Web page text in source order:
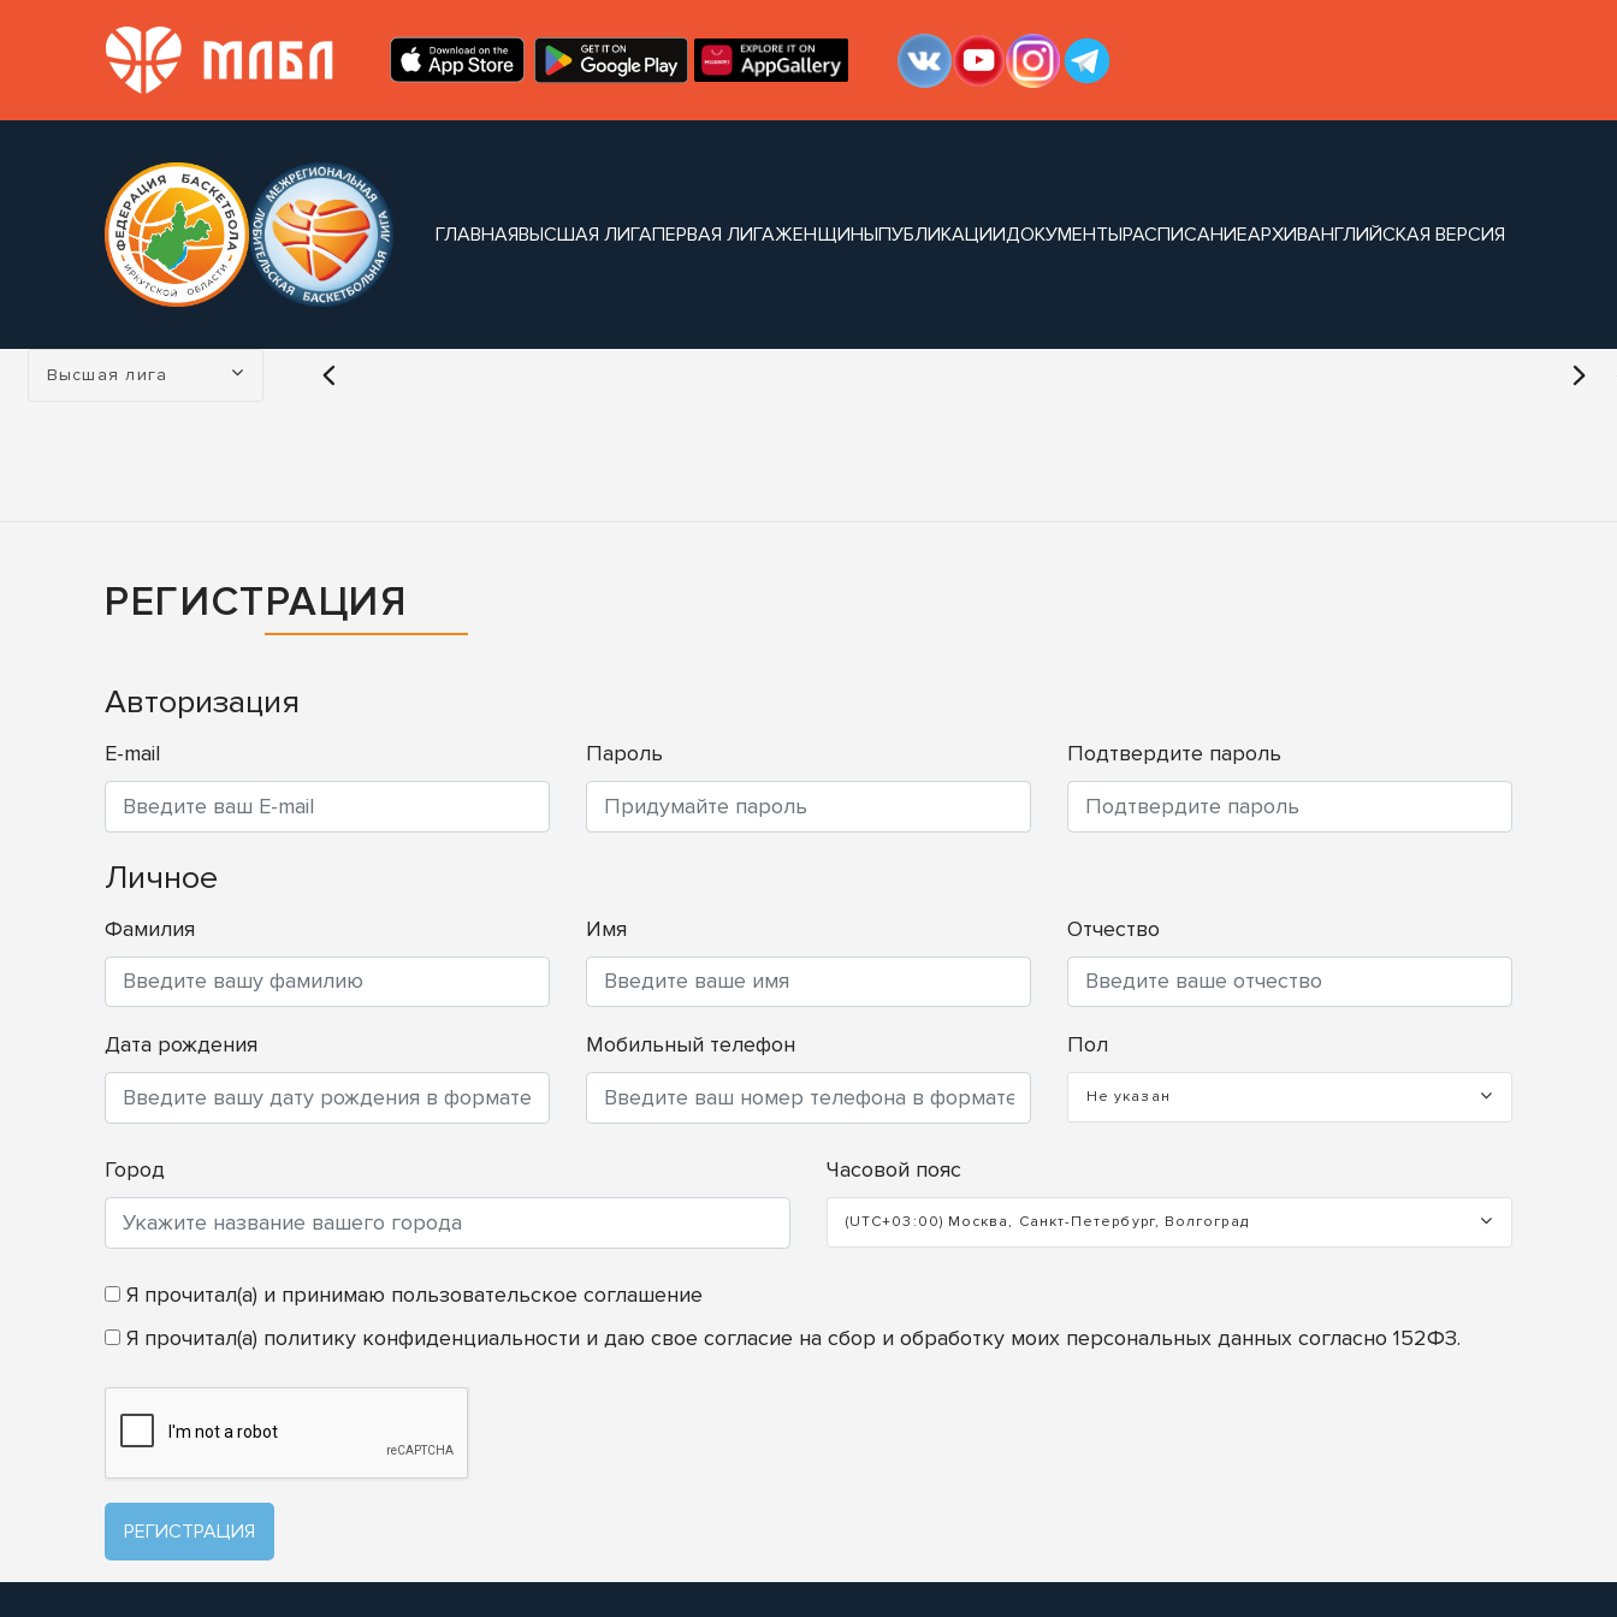
ГЛАВНАЯВЫСШАЯ ЛИГАПЕРВАЯ ЛИГАЖЕНЩИНЫПУБЛИКАЦИИДОКУМЕНТЫРАСПИСАНИЕАРХИВАНГЛИЙСКАЯ ВЕРСИЯ
Турнир:
Высшая лига
РЕГИСТРАЦИЯ
Авторизация
E-mail Пароль Подтвердите пароль
Личное
Фамилия Имя Отчество
Дата рождения Мобильный телефон Пол
Не указан
Город Часовой пояс
(UTC+03:00) Москва, Санкт-Петербург, Волгоград
Я прочитал(а) и принимаю пользовательское соглашение
Я прочитал(а) политику конфиденциальности и даю свое согласие на сбор и обработку моих персональных данных согласно 152ФЗ.
РЕГИСТРАЦИЯ